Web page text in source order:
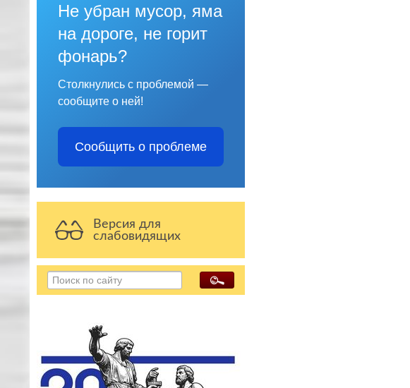
Не убран мусор, яма
на дороге, не горит
фонарь?
Столкнулись с проблемой —
сообщите о ней!
Сообщить о проблеме
Версия для
слабовидящих